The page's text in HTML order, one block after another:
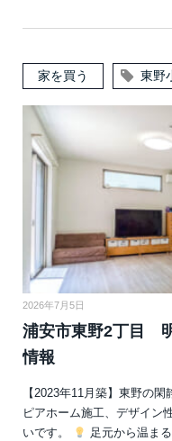
家を買う 東野
2026年7月5日
浦安市東野2丁目
情報
【2023年11月築】東野の
ピアホーム施工、デザイン
いです。
足元から温ま